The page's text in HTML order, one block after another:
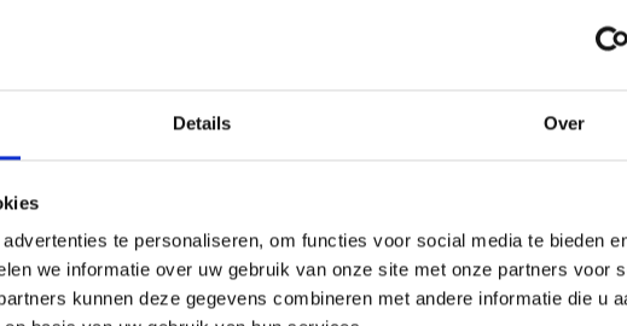
Details Over
te personaliseren, om functies voor social media te bieden
we informatie over uw gebruik van onze site met onze partners voor
kunnen deze gegevens combineren met andere informatie die u
€ 1.780,00 per maand
Appartement De Réaumurstraat in